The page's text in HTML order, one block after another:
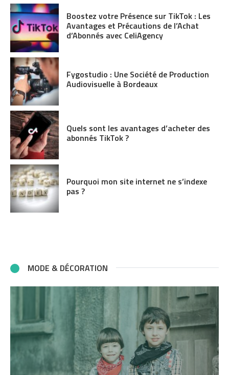
Boostez votre Présence sur TikTok : Les
Avantages et Précautions de l’Achat
d’Abonnés avec CeliAgency
Fygostudio : Une Société de Production
Audiovisuelle à Bordeaux
Quels sont les avantages d’acheter des
abonnés TikTok ?
Pourquoi mon site internet ne s’indexe
pas ?
MODE & DÉCORATION